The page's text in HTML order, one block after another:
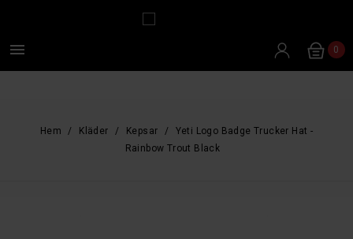
 0
Hem Kläder Kepsar
Yeti Logo Badge Trucker Hat -
Rainbow Trout Black